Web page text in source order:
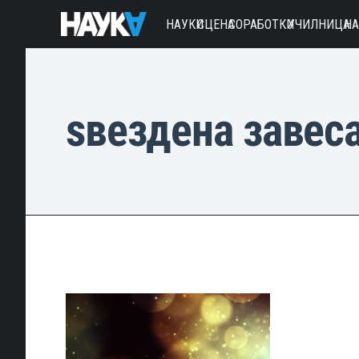
НАУКИСЦЕНАСОРАБОТКИУЧИЛНИЦА
ѕвездена